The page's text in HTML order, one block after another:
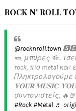
ROCK N' ROLL
@rocknroll.town
🎫, μπύρες 🍻...
rock, πιο metal
Πληκτρολογούμε
𝐘𝐎𝐔𝐑 𝐌𝐔𝐒𝐈𝐂.
συντονιστείς;
#Rock #Metal ♬